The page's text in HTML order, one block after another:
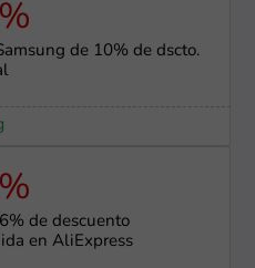
de 10% de dscto.
de descuento
en AliExpress